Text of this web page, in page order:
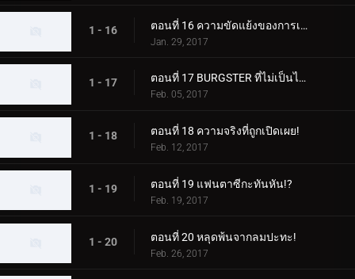
1 - 16 ตอนที่ 16 ความขัดแย้งของการเอาชนะ M
Jan. 29, 2017
1 - 17 ตอนที่ 17 BURGSTER ที่ไม่เป็นไปตามมาตรฐานเหรอ?
Feb. 05, 2017
1 - 18 ตอนที่ 18 ความจริงที่ถูกเปิดเผย!
Feb. 12, 2017
1 - 19 ตอนที่ 19 แฟนตาซีกะทันหัน!?
Feb. 19, 2017
1 - 20 ตอนที่ 20 หลุดพ้นจากลมปะทะ!
Feb. 26, 2017